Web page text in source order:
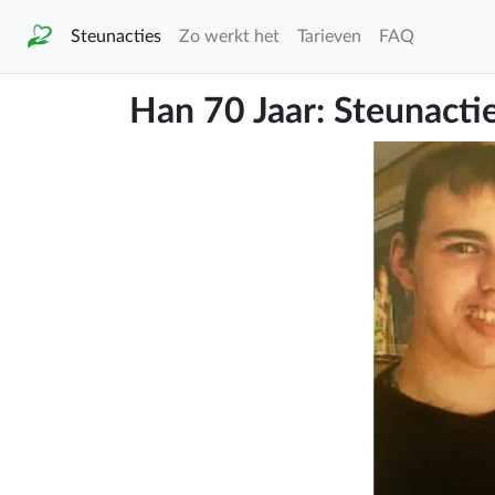
Steunacties Zo werkt het Tarieven FAQ
Han 70 Jaar: